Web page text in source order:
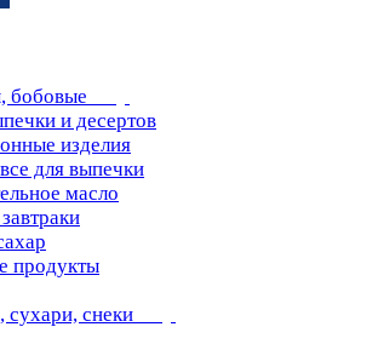
бобовые
и десертов
изделия
для выпечки
масло
продукты
сухари, снеки